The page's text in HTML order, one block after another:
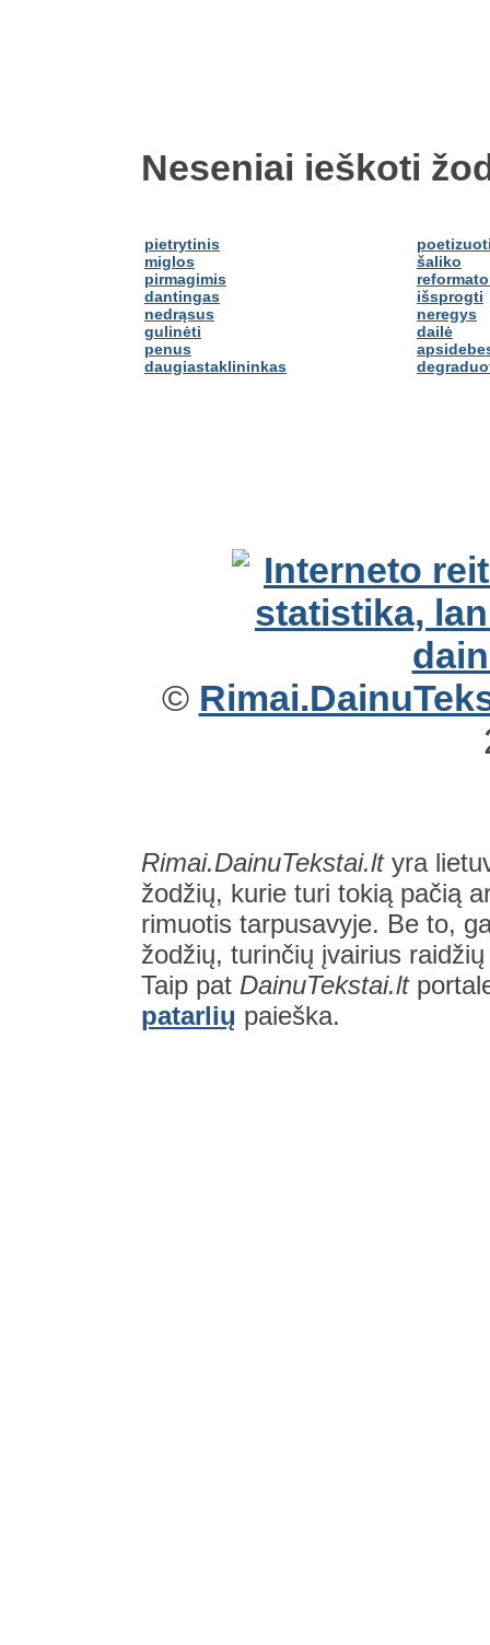
Neseniai ieškoti
pietrytinis
miglos
pirmagimis
dantingas
nedrąsus
gulinėti
penus
daugiastaklininkas
šaliko
išsprogti
neregys
dailė
©
Rimai.DainuTekstai.ltyra
žodžių, kurie turi tokią pačią
rimuotis tarpusavyje. Be to,
žodžių, turinčių įvairius
Taip pat DainuTekstai.lt
patarlių paieška.